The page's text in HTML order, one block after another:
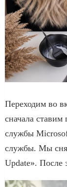
Переходим во
сначала ставим
службы
службы. Мы
Update». После